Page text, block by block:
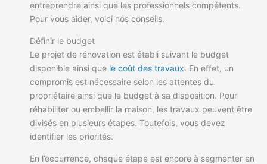
entreprendre ainsi que les professionnels compétents.
Pour vous aider, voici nos conseils.
Définir le budget
Le projet de rénovation est établi suivant le budget
disponible ainsi que le coût des travaux. En effet, un
compromis est nécessaire selon les attentes du
propriétaire ainsi que le budget à sa disposition. Pour
réhabiliter ou embellir la maison, les travaux peuvent être
divisés en plusieurs étapes. Toutefois, vous devez
identifier les priorités.
En l’occurrence, chaque étape est encore à segmenter en